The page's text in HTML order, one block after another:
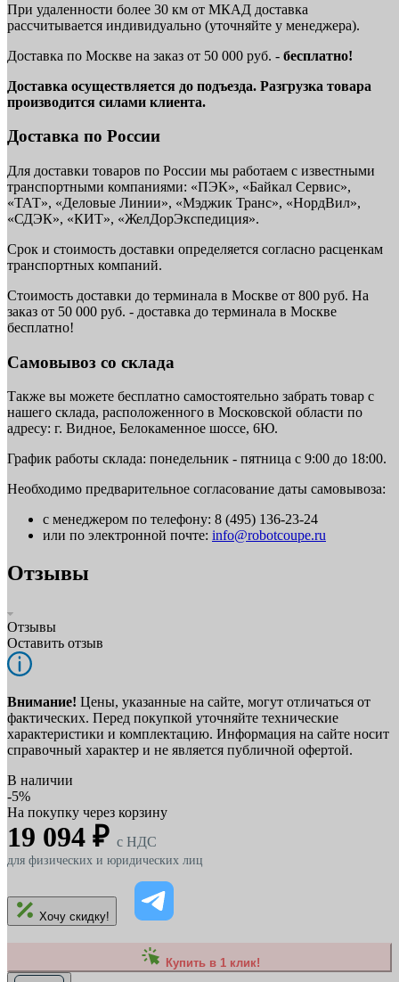
При удаленности более 30 км от МКАД доставка
рассчитывается индивидуально (уточняйте у менеджера).
Доставка по Москве на заказ от 50 000 руб. - бесплатно!
Доставка осуществляется до подъезда. Разгрузка товара
производится силами клиента.
Доставка по России
Для доставки товаров по России мы работаем с известными
транспортными компаниями: «ПЭК», «Байкал Сервис»,
«ТАТ», «Деловые Линии», «Мэджик Транс», «НордВил»,
«СДЭК», «КИТ», «ЖелДорЭкспедиция».
Срок и стоимость доставки определяется согласно расценкам
транспортных компаний.
Стоимость доставки до терминала в Москве от 800 руб. На
заказ от 50 000 руб. - доставка до терминала в Москве
бесплатно!
Самовывоз со склада
Также вы можете бесплатно самостоятельно забрать товар с
нашего склада, расположенного в Московской области по
адресу: г. Видное, Белокаменное шоссе, 6Ю.
График работы склада: понедельник - пятница с 9:00 до 18:00.
Необходимо предварительное согласование даты самовывоза:
с менеджером по телефону: 8 (495) 136-23-24
или по электронной почте: info@robotcoupe.ru
Отзывы
Отзывы
Оставить отзыв
Внимание! Цены, указанные на сайте, могут отличаться от
фактических. Перед покупкой уточняйте технические
характеристики и комплектацию. Информация на сайте носит
справочный характер и не является публичной офертой.
В наличии
-5%
На покупку через корзину
19 094 ₽ c НДС
для физических и юридических лиц
Хочу скидку!
Купить в 1 клик!